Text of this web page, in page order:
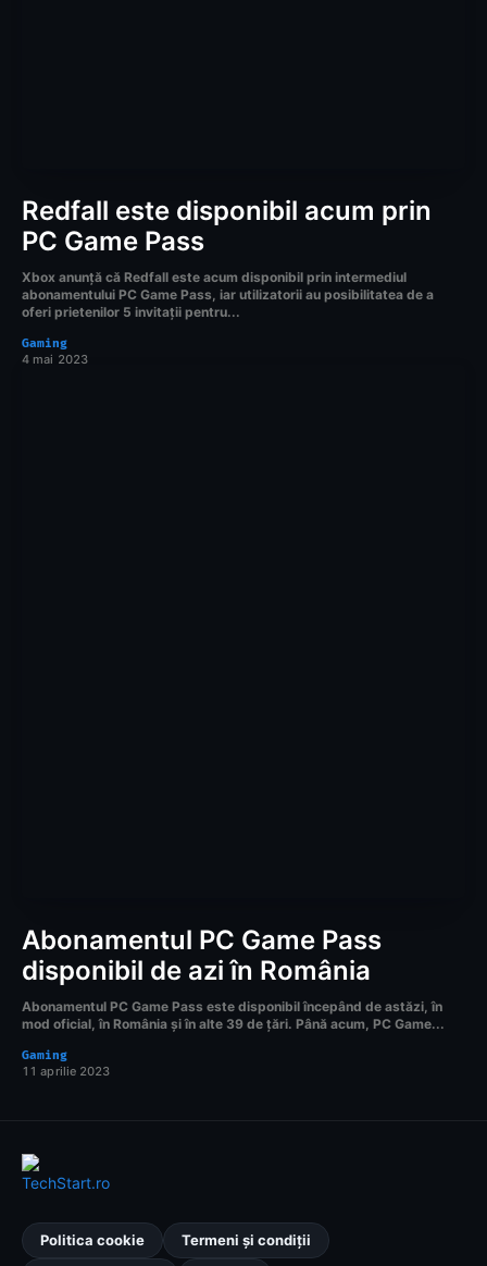
Redfall este disponibil acum prin
PC Game Pass
Xbox anunță că Redfall este acum disponibil prin intermediul
abonamentului PC Game Pass, iar utilizatorii au posibilitatea de a
oferi prietenilor 5 invitații pentru...
Gaming
4 mai 2023
Abonamentul PC Game Pass
disponibil de azi în România
Abonamentul PC Game Pass este disponibil începând de astăzi, în
mod oficial, în România și în alte 39 de țări. Până acum, PC Game...
Gaming
11 aprilie 2023
Politica cookie Termeni și condiții